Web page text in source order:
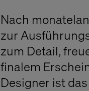
Nach
zur
zum Detail,
finalem
Designer ist